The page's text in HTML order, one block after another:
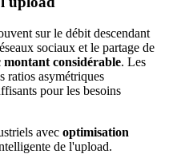
sur le débit descendant
sociaux et le partage de
considérable. Les
ratios asymétriques
pour les besoins
avec optimisation
de l'upload.